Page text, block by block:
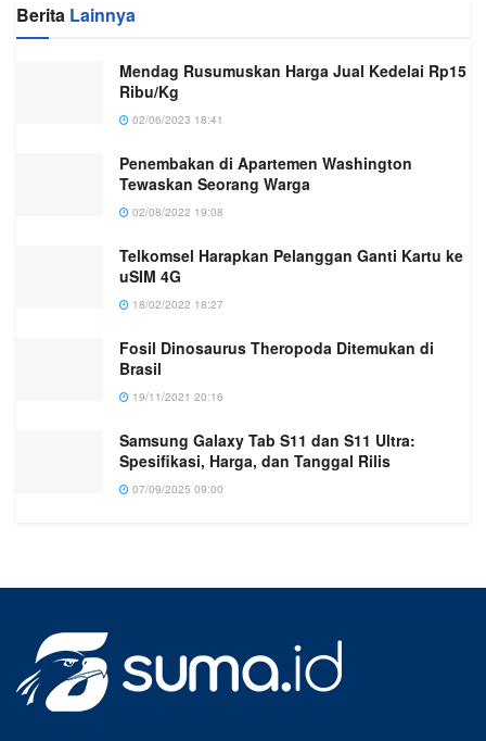
Berita Lainnya
Mendag Rusumuskan Harga Jual Kedelai Rp15
Ribu/Kg
02/06/2023 18:41
Penembakan di Apartemen Washington
Tewaskan Seorang Warga
02/08/2022 19:08
Telkomsel Harapkan Pelanggan Ganti Kartu ke
uSIM 4G
18/02/2022 18:27
Fosil Dinosaurus Theropoda Ditemukan di
Brasil
19/11/2021 20:16
Samsung Galaxy Tab S11 dan S11 Ultra:
Spesifikasi, Harga, dan Tanggal Rilis
07/09/2025 09:00